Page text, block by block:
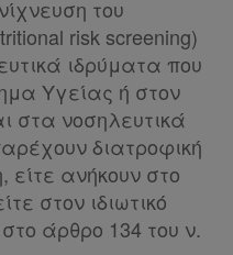
του
risk screening)
ιδρύματα που
Υγείας ή στον
στα νοσηλευτικά
διατροφική
είτε ανήκουν στο
στον ιδιωτικό
άρθρο 134 του ν.